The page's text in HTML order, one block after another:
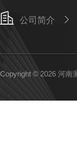
公司简介
Copyright © 2026 河南